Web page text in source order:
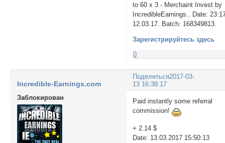
to 60 x 3 - Merchaint Invest by
IncredibleEarnings.. Date:
12.03.17. Batch: 168349813.
Зарегистрируйтесь здесь
0
Поделиться2017-03-
13 16:38:17
Incredible-Earnings.com
Заблокирован
Paid instantly some referral
commission!
+ 2.14 $
Date: 13.03.2017 15:50:13